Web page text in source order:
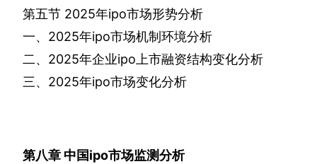
第五节 2025年ipo市场形势分析
一、 2025年ipo市场机制环境分析
二、 2025年企业ipo 上市融资结构变化分析
三、 2025年ipo市场变化分析
第八章 中国ipo市场监测分析